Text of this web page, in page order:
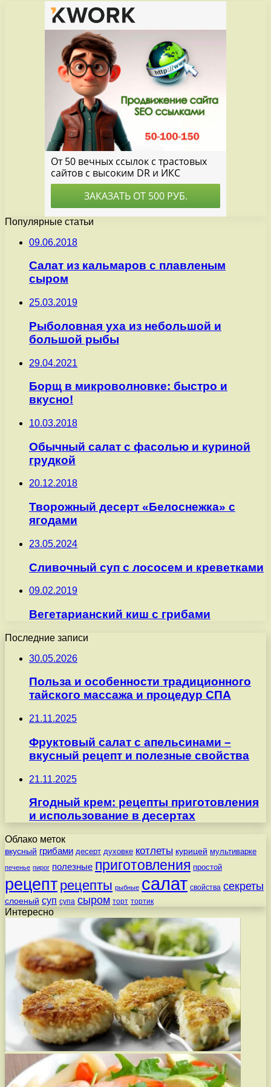
Популярные статьи
09.06.2018
Салат из кальмаров с плавленым
сыром
25.03.2019
Рыболовная уха из небольшой и
большой рыбы
29.04.2021
Борщ в микроволновке: быстро и
вкусно!
10.03.2018
Обычный салат с фасолью и куриной
грудкой
20.12.2018
Творожный десерт «Белоснежка» с
ягодами
23.05.2024
Сливочный суп с лососем и креветками
09.02.2019
Вегетарианский киш с грибами
Последние записи
30.05.2026
Польза и особенности традиционного
тайского массажа и процедур СПА
21.11.2025
Фруктовый салат с апельсинами –
вкусный рецепт и полезные свойства
21.11.2025
Ягодный крем: рецепты приготовления
и использование в десертах
Облако меток
вкусный грибами десерт духовке котлеты курицей мультиварке
печенье пирог полезные приготовления простой
рецепт рецепты рыбные салат свойства секреты
слоеный суп супа сыром торт тортик
Интересно